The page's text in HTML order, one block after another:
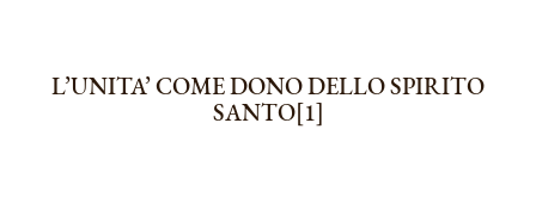
L’UNITA’ COME DONO DELLO SPIRITO
SANTO[1]